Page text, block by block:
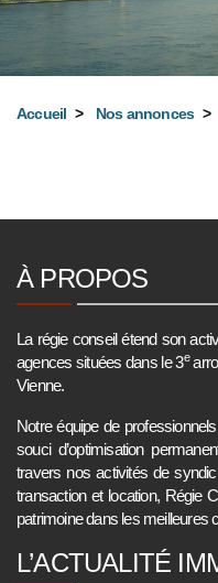
Accueil Nos annonces
À PROPOS
La régie conseil étend son
agences situées dans le 3e
Vienne.
Notre équipe de
souci d’optimisation
travers nos activités de
transaction et location, Régie
patrimoine dans les meilleures
L’ACTUALITÉ